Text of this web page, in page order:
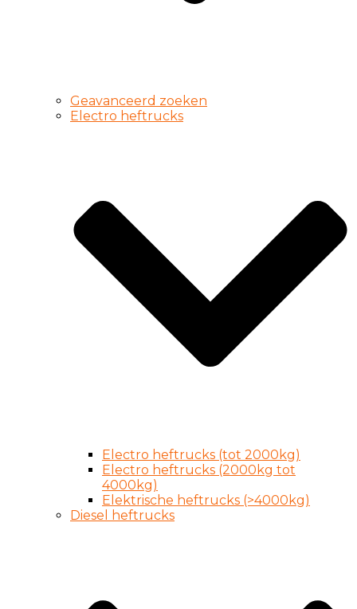
Geavanceerd zoeken
Electro heftrucks
Electro heftrucks (tot 2000kg)
Electro heftrucks (2000kg tot
4000kg)
Elektrische heftrucks (>4000kg)
Diesel heftrucks